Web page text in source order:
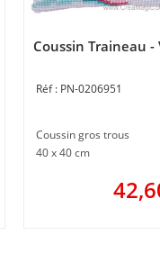
Coussin Traineau -
PN-0206951
Coussin gros trous
40 x 40 cm